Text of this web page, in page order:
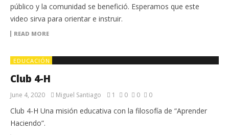
público y la comunidad se benefició. Esperamos que este
video sirva para orientar e instruir.
READ MORE
EDUCACIÓN
Club 4-H
June 4, 2020 Miguel Santiago 1 0 0 0
Club 4-H Una misión educativa con la filosofía de “Aprender
Haciendo”.